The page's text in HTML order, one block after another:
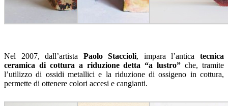
Nel 2007, dall’artista Paolo Staccioli, impara l’anticatecnica
ceramica di cottura a riduzione detta “a lustro” che, tramite
l’utilizzo di ossidi metallici e la riduzione di ossigeno in cottura,
permette di ottenere colori accesi e cangianti.